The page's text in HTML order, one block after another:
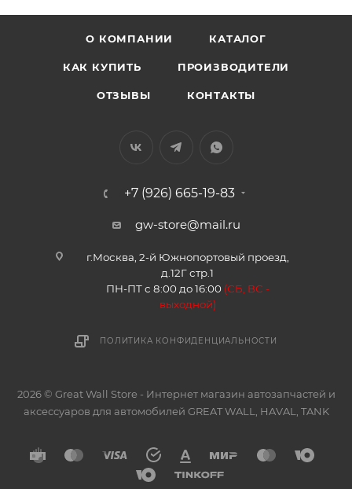
О КОМПАНИИ КАТАЛОГ
КАК КУПИТЬ ПРОИЗВОДИТЕЛИ
ОТЗЫВЫ КОНТАКТЫ
+7 (926) 665-19-83
gw-store@mail.ru
г.Москва, 2-й Южнопортовый проезд,
д.12Г стр.1
ПН-ПТ с 8:00 до 16:00 (СБ, ВС -
выходной)
ПОЛИТИКА КОНФИДЕНЦИАЛЬНОСТИ
2026 © Great Wall Store - Интернет магазин автозапчастей и
аксессуаров для автомобилей GREAT WALL, HAVAL, TANK